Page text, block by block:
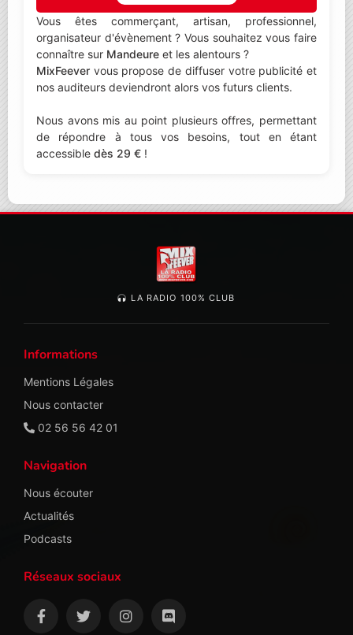
Vous êtes commerçant, artisan, professionnel,
organisateur d'évènement ? Vous souhaitez vous faire
connaître sur Mandeure et les alentours ?
MixFeever vous propose de diffuser votre publicité et
nos auditeurs deviendront alors vos futurs clients.
Nous avons mis au point plusieurs offres, permettant
de répondre à tous vos besoins, tout en étant
accessible dès 29 € !
LA RADIO 100% CLUB
Informations
Mentions Légales
Nous contacter
02 56 56 42 01
Navigation
Nous écouter
Actualités
Podcasts
Réseaux sociaux